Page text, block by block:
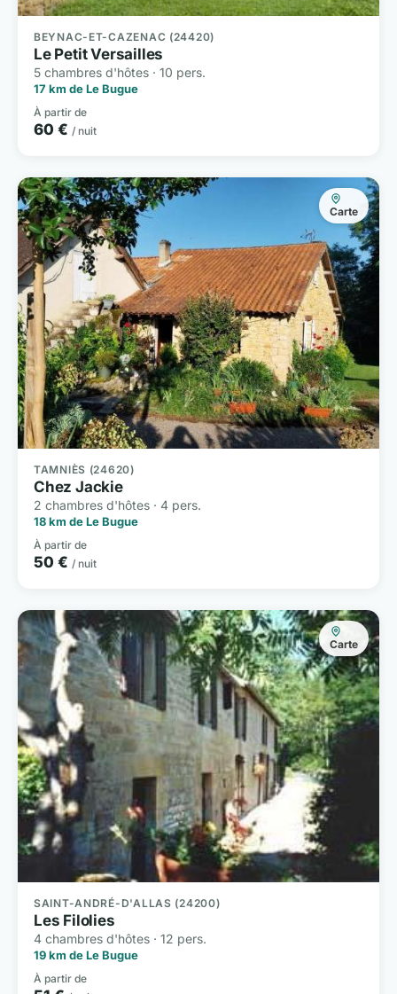
BEYNAC-ET-CAZENAC (24420)
Le Petit Versailles
5 chambres d'hôtes · 10 pers.
17 km de Le Bugue
À partir de
60 € / nuit
Carte
TAMNIÈS (24620)
Chez Jackie
2 chambres d'hôtes · 4 pers.
18 km de Le Bugue
À partir de
50 € / nuit
Carte
SAINT-ANDRÉ-D'ALLAS (24200)
Les Filolies
4 chambres d'hôtes · 12 pers.
19 km de Le Bugue
À partir de